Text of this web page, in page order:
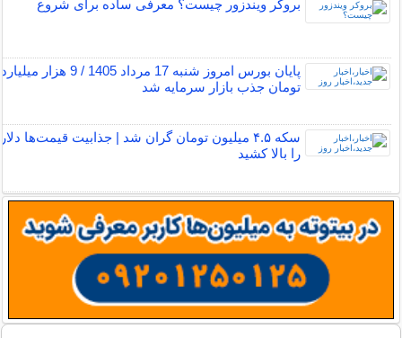
بروکر ویندزور چیست؟ معرفی ساده برای شروع
پایان بورس امروز شنبه 17 مرداد 1405 / 9 هزار میلیارد
تومان جذب بازار سرمایه شد
سکه ۴.۵ میلیون تومان گران شد | جذابیت قیمت‌ها دلار
را بالا کشید